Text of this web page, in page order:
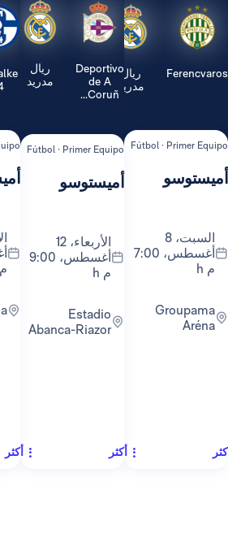
ريال
Fútbol
أغسطس، 7:00
Groupama
Deportivo
de A
ريال
مدريد
Fútbol · Primer Equipo
أميستوسو
الأربعاء، 12
أغسطس، 9:00
Abanca-Riazor
Schalke
04
· Primer Equipo
أميستوسو
الأحد، 16
م h
Arena